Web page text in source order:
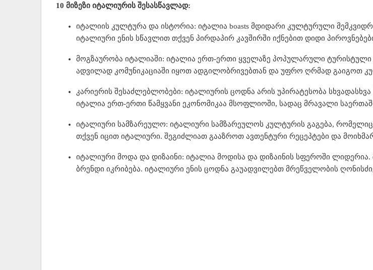
10 მიზეზი იტალიურის შესასწავლად:
იტალიის კულტურა და ისტორია: იტალია boasts მდიდარი კულტურული
იტალიური ენის სწავლით თქვენ პირდაპირ კავშირში იქნებით დიდი
მოგზაურობა იტალიაში: იტალია ერთ-ერთი ყველაზე პოპულარული
ადვილად კომუნიკაციაში იყოთ ადგილობრივებთან და უფრო ღრმად გაიგოთ
კარიერის შესაძლებლობები: იტალიურის ცოდნა არის უპირატესობა
იტალია ერთ-ერთი წამყვანი ეკონომიკაა მსოფლიოში, სადაც მრავალი
იტალიური სამზარეულო: იტალიური სამზარეულოს კულტურის გაგება,
თქვენ იცით იტალიური. შეგიძლიათ გააზროთ ავთენტური რეცეპტები და
იტალიური მოდა და დიზაინი: იტალია მოდისა და დიზაინის სფეროში
ბრენდი იკრიბება. იტალიური ენის ცოდნა გაუადვილებთ მრეწველობის